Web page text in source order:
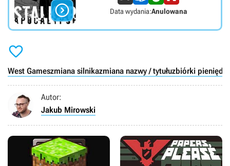
 Data wydania:Anulowana

West Gameszmiana silnikazmiana nazwy / tytułuzbiórki pieniędzy
Autor:
Jakub Mirowski